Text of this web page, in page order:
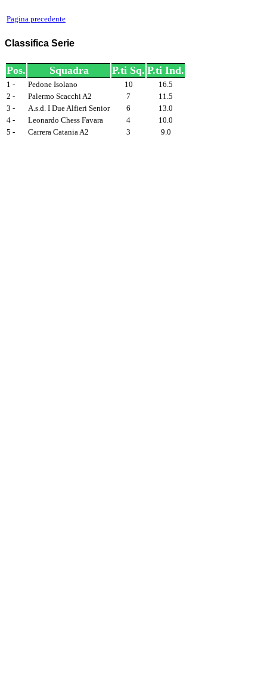
Pagina precedente
Classifica Serie
Pos. Squadra P.ti Sq. P.ti Ind.
1 - Pedone Isolano 10
16.5
2 -
Palermo Scacchi A2 7
11.5
3 -
A.s.d. I Due Alfieri Senior 6
13.0
4 -
Leonardo Chess Favara 4
10.0
5 -
Carrera Catania A2 3 9.0